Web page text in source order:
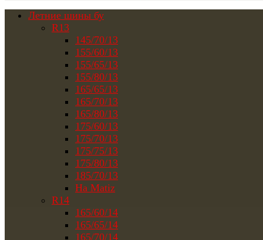
Летние шины бу
R13
145/70/13
155/60/13
155/65/13
155/80/13
165/65/13
165/70/13
165/80/13
175/60/13
175/70/13
175/75/13
175/80/13
185/70/13
На Matiz
R14
165/60/14
165/65/14
165/70/14